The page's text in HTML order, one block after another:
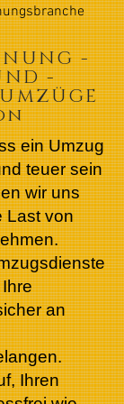
-
-
ein Umzug
teuer sein
wir uns
Last von
an
Ihren